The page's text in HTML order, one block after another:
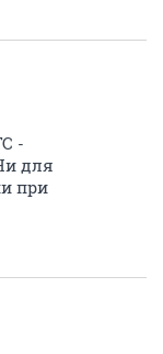
-
для
при